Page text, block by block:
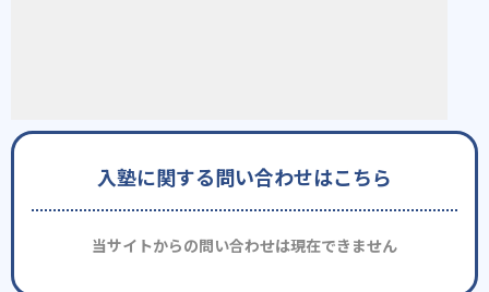
入塾に関する問い合わせはこちら
当サイトからの問い合わせは現在できません